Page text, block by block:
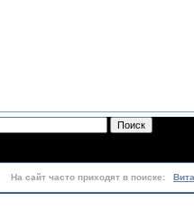
На сайт часто приходят в поиске: